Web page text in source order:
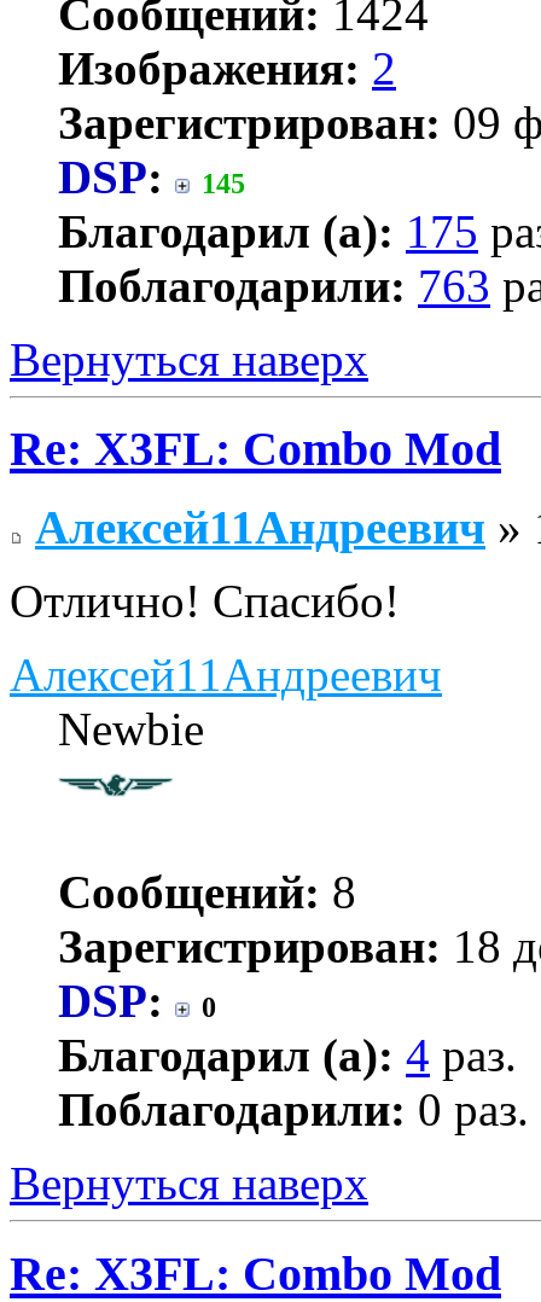
Сообщений: 1424
Изображения: 2
Зарегистрирован: 09
DSP: 145
Благодарил (а): 175
Поблагодарили: 763
Вернуться наверх
Re: X3FL: Combo Mod
Алексей11Андреевич »
Отлично! Спасибо!
Алексей11Андреевич
Newbie
Сообщений: 8
Зарегистрирован: 18
DSP: 0
Благодарил (а): 4 раз.
Поблагодарили: 0 раз.
Вернуться наверх
Re: X3FL: Combo Mod